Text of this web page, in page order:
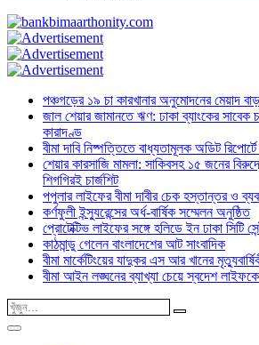
পঞ্চগড়ের ১৯ চা কারখানার অনুমোদনের মেয়াদ
জাল শেয়ার জামানতে ঋণ: ঢাকা ব্যাংকের সাবেক
কারাদণ্ড
বীমা দাবি নিষ্পত্তিতে বাধ্যতামূলক অডিট
শেয়ার কারসাজি মামলা: সাকিবসহ ১৫ জনের
শিগগিরই চার্জশিট
পপুলার লাইফের বীমা দাবীর চেক হস্তান্তর ও
কর্ণফুলী ইন্স্যুরেন্সের অর্ধ-বার্ষিক সম্মেলন অনুষ্ঠিত
প্রোটেক্টিভ লাইফের সঙ্গে হলিডে ইন ঢাকা সিটি
কাঠমান্ডু গেলেন বাংলাদেশের আট সাংবাদিক
বীমা মার্কেটিংয়ের যাদুকর এস আর খানের
বীমা আইন লঙ্ঘনের ব্যাখ্যা চেয়ে স্বদেশ লাইফকে